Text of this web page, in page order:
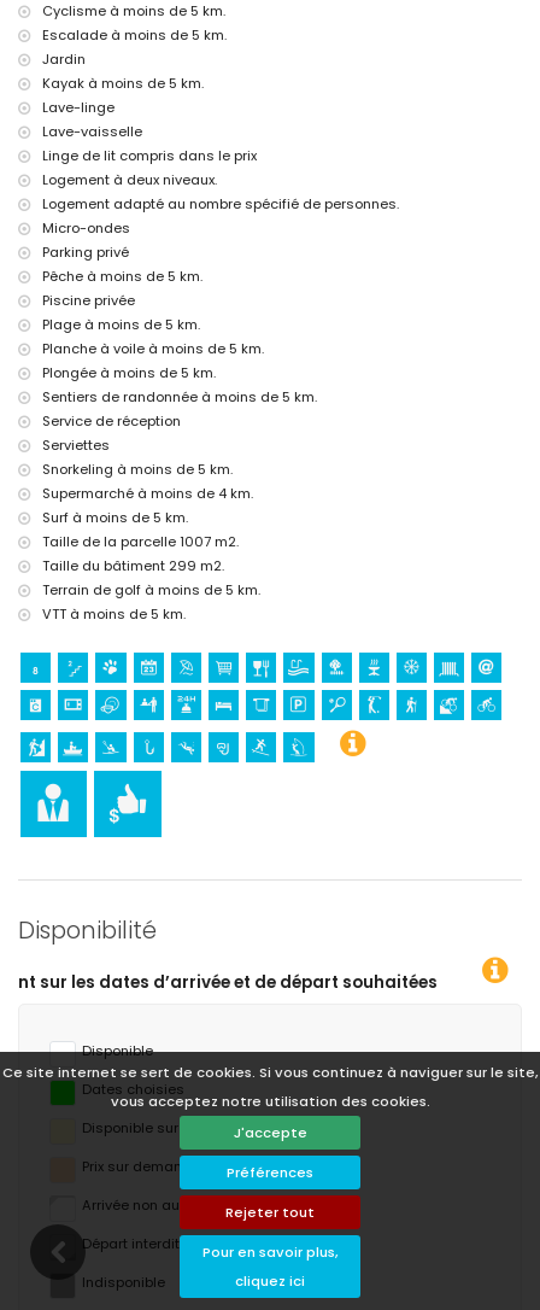
Ce site internet se sert de cookies. Si vous continuez à naviguer sur le site,
vous acceptez notre utilisation des cookies.
J'accepte
Préférences
Rejeter tout
Pour en savoir plus,
cliquez ici
Veuillez consulter si les animaux de compagnie sont autorisés
L'hébergement est très adapté pour les familles avec enfants
Installations et services inclus dans le prix de location de la villa
Internet (WiFi)
Aspirateur et fer et planche à repasser
Linge de lit et serviettes
Service de réception et service d'urgence 24 heures
Chauffage par air et climatisation
Installations et services avec supplément
Lit supplémentaire et lit/berceau pour enfant (sur demande)
Divertissement et activités de loisirs pour vos vacances à Xàbia,
Costa Blanca
Cinéma, théâtre, discothèque, bar, promenade (El Arenal et Xàbia) (à
moins de 5 kilomètres de la maison)
Lieux et culture à Xàbia, Costa Blanca
Musée (Histórico de Xàbia), église (Virgen de Loreto, Puerto, Xàbia),
ruine (Pueblo Histórico, Xàbia), monument (Molinos de Viento, Xàbia),
bâtiment architectural (Pueblo Histórico, Xàbia) et lieu historique
(Histórico de Xàbia) (à moins de 5 kilomètres de l'hébergement)
Château (Portal de la Vila et Dénia) (à moins de 25 kilomètres de
l'hébergement)
Sports
Tennis, golf, randonnée, VTT, cyclisme, escalade, canoë, kayak, pêche,
plongée, snorkeling, surf et planche à voile (à moins de 5 kilomètres
Équitation (à moins de 10 kilomètres de la villa)
Cyclisme à moins de 5 km.
Escalade à moins de 5 km.
Jardin
Kayak à moins de 5 km.
Lave-linge
Lave-vaisselle
Linge de lit compris dans le prix
Logement à deux niveaux.
Logement adapté au nombre spécifié de personnes.
Micro-ondes
Parking privé
Pêche à moins de 5 km.
Piscine privée
Plage à moins de 5 km.
Planche à voile à moins de 5 km.
Plongée à moins de 5 km.
Sentiers de randonnée à moins de 5 km.
Service de réception
Serviettes
Snorkeling à moins de 5 km.
Supermarché à moins de 4 km.
Surf à moins de 5 km.
Taille de la parcelle 1007 m2.
Taille du bâtiment 299 m2.
Terrain de golf à moins de 5 km.
VTT à moins de 5 km.
Disponibilité
souhaitées !
Disponible
Dates choisies
Disponible sur demande
Prix ​​sur demande
Arrivée non autorisée
Départ interdit
Indisponible